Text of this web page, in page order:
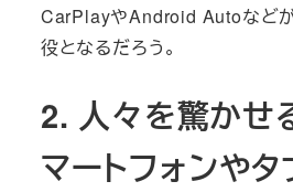
CarPlayやAndroid Autoなど
役となるだろう。
2. 人々を驚かせ
マートフォンやタ